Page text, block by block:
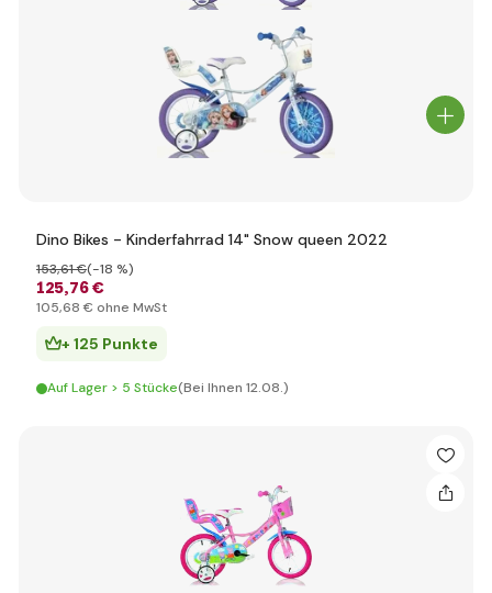
Dino Bikes - Kinderfahrrad 14" Snow queen 2022
125,76 €
153,61 €(-18 %)
105,68 € ohne MwSt
+ 125 Punkte
Auf Lager > 5 Stücke(Bei Ihnen 12.08.)